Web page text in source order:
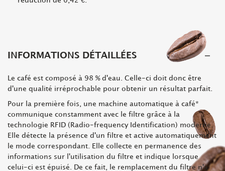
INFORMATIONS DÉTAILLÉES
Le café est composé à 98 % d'eau. Celle-ci doit donc être
d'une qualité irréprochable pour obtenir un résultat parfait.
Pour la première fois, une machine automatique à café*
communique constamment avec le filtre grâce à la
technologie RFID (Radio-frequency Identification) moderne.
Elle détecte la présence d'un filtre et active automatiquement
le mode correspondant. Elle collecte en permanence des
informations sur l'utilisation du filtre et indique lorsque
celui-ci est épuisé. De ce fait, le remplacement du filtre n'a